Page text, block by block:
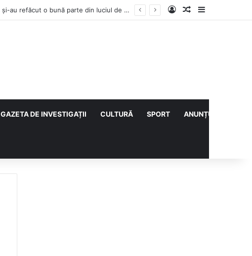
Vești bune din rezervațiile naturale ale Buzăului. Lacurile de la Boldu și Balta Albă și-au refăcut o bună parte din luciul de apă Log InArticol aleatoriu
Sidebar
GAZETA DE INVESTIGAȚII CULTURĂ SPORT ANUNȚURI